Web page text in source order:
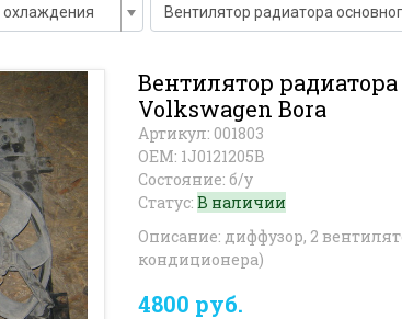
охлаждения Вентилятор радиатора
Вентилятор
Volkswagen Bora
Артикул: 001803
OEM: 1J0121205B
Состояние: б/у
Статус: В наличии
Описание: диффузор, 2
кондиционера)
4800 руб.